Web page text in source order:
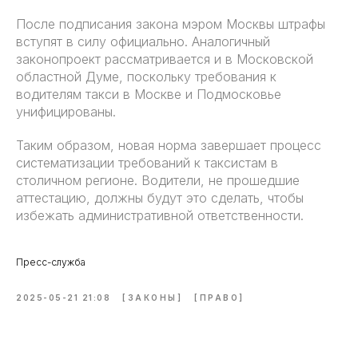
После подписания закона мэром Москвы штрафы
вступят в силу официально. Аналогичный
законопроект рассматривается и в Московской
областной Думе, поскольку требования к
водителям такси в Москве и Подмосковье
унифицированы.
Таким образом, новая норма завершает процесс
систематизации требований к таксистам в
столичном регионе. Водители, не прошедшие
аттестацию, должны будут это сделать, чтобы
избежать административной ответственности.
Пресс-служба
2025-05-21 21:08 [ЗАКОНЫ] [ПРАВО]